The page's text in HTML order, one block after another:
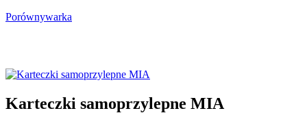
Porównywarka
Karteczki samoprzylepne MIA